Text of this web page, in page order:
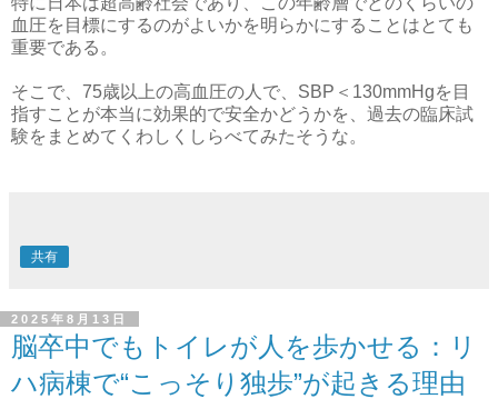
血圧を目標にするのがよいかを明らかにすることはとても
重要である。
そこで、75歳以上の高血圧の人で、SBP＜130mmHgを目
指すことが本当に効果的で安全かどうかを、過去の臨床試
験をまとめてくわしくしらべてみたそうな。
共有
2025年8月13日
脳卒中でもトイレが人を歩かせる：リ
ハ病棟で“こっそり独歩”が起きる理由